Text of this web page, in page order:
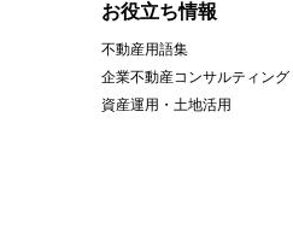
お役立ち情報
不動産用語集
企業不動産コンサルティング
資産運用・土地活用